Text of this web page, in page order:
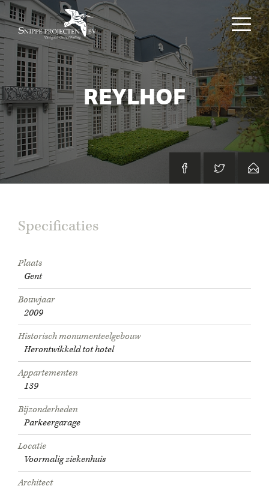
REYLHOF
Specificaties
Plaats
Gent
Bouwjaar
2009
Historisch monumenteelgebouw
Herontwikkeld tot hotel
Appartementen
139
Bijzonderheden
Parkeergarage
Locatie
Voormalig ziekenhuis
Architect